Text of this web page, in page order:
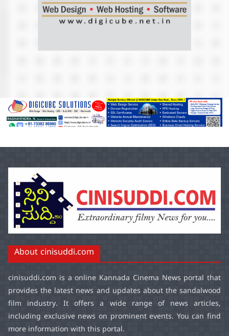
About cinisuddi.com
cinisuddi.com is a online Kannada Cinema News portal that
provides the latest news and updates about the sandalwood
film industry. It offers a wide range of news articles,
including exclusive news on prominent events. You can find
more information with this portal.